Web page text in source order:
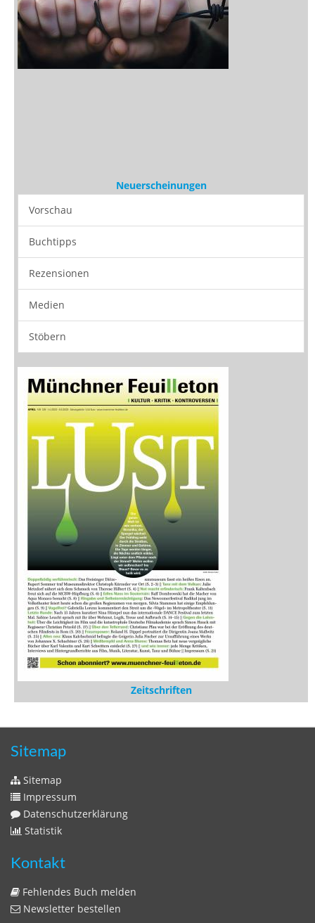
Neuerscheinungen
Vorschau
Buchtipps
Rezensionen
Medien
Stöbern
Zeitschriften
Sitemap
Sitemap
Impressum
Datenschutzerklärung
Statistik
Kontakt
Fehlendes Buch melden
Newsletter bestellen